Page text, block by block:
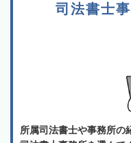
司法書士
所属司法書士や事務所の